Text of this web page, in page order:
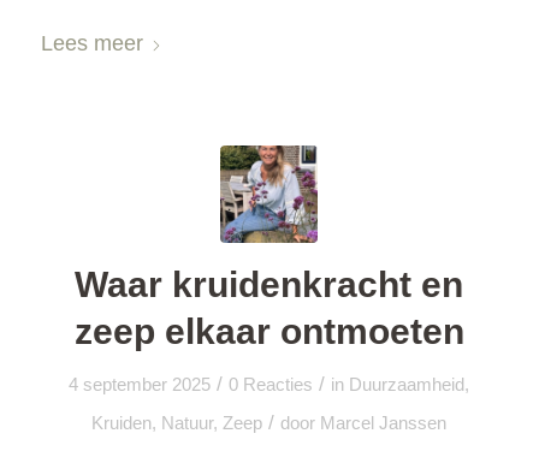
Lees meer
Waar kruidenkracht en
zeep elkaar ontmoeten
4 september 2025 / 0 Reacties / in Duurzaamheid,
Kruiden, Natuur, Zeep / door Marcel Janssen